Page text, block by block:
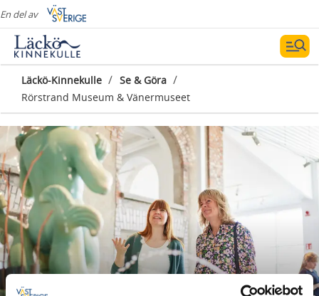
En del av
Läckö-Kinnekulle / Se & Göra /
Rörstrand Museum & Vänermuseet